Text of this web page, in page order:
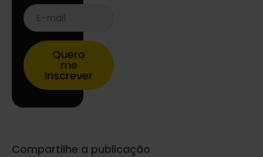
E-
mail
*
Quero
me
inscrever
Compartilhe a publicação